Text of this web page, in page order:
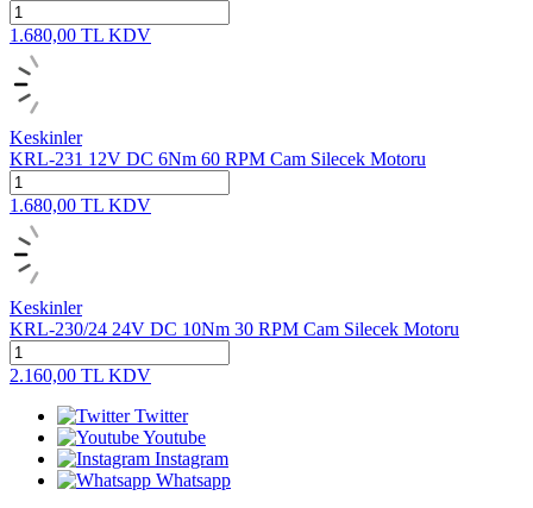
1.680,00 TL KDV
Keskinler
KRL-231 12V DC 6Nm 60 RPM Cam Silecek Motoru
1.680,00 TL KDV
Keskinler
KRL-230/24 24V DC 10Nm 30 RPM Cam Silecek Motoru
2.160,00 TL KDV
Twitter
Youtube
Instagram
Whatsapp